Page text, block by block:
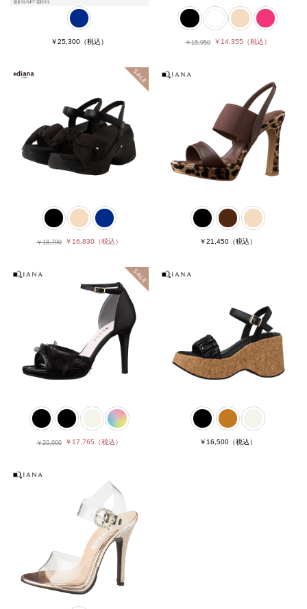
￥25,300 （税込） ￥15,950 ￥14,355 （税込）
￥18,700 ￥16,830 （税込） ￥21,450（税込）
￥20,900 ￥17,765 （税込） ￥16,500（税込）